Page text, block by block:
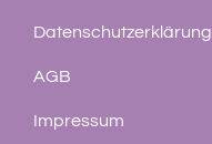
Datenschutzerklärung
AGB
Impressum